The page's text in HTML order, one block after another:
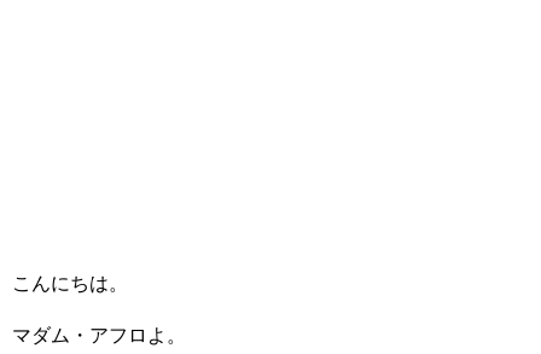
こんにちは。
マダム・アフロよ。